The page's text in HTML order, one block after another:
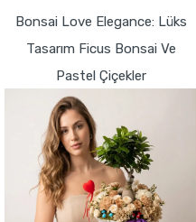
Bonsai Love Elegance: Lüks
Tasarım Ficus Bonsai Ve
Pastel Çiçekler